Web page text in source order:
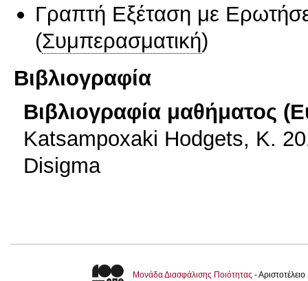
Γραπτή Εξέταση με
(Συμπερασματική)
Βιβλιογραφία
Βιβλιογραφία μαθήματος
Katsampoxaki Hodgets, K.
Disigma
Μονάδα Διασφάλισης Ποιότητας -